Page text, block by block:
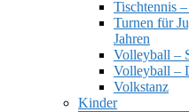
Tischtennis
Turnen für
Jahren
Volleyball –
Volleyball –
Volkstanz
Kinder